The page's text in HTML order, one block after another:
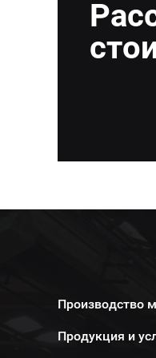
Производство
Продукция и